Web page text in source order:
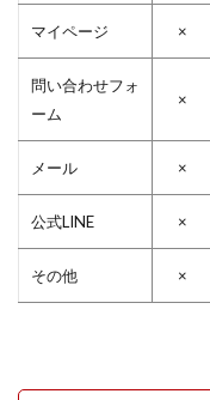
マイページ ×
問い合わせフォ
ーム
×
メール ×
公式LINE ×
その他 ×